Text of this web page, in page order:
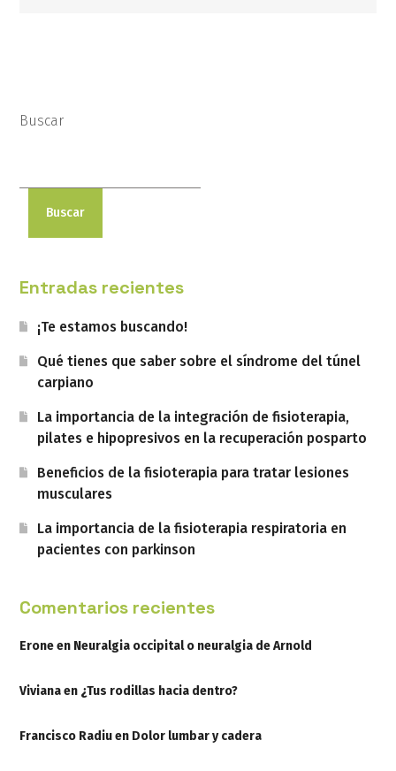
Buscar
Buscar
Entradas recientes
¡Te estamos buscando!
Qué tienes que saber sobre el síndrome del túnel
carpiano
La importancia de la integración de fisioterapia,
pilates e hipopresivos en la recuperación posparto
Beneficios de la fisioterapia para tratar lesiones
musculares
La importancia de la fisioterapia respiratoria en
pacientes con parkinson
Comentarios recientes
Eroneen Neuralgia occipital o neuralgia de Arnold
Vivianaen ¿Tus rodillas hacia dentro?
Francisco Radiuen Dolor lumbar y cadera